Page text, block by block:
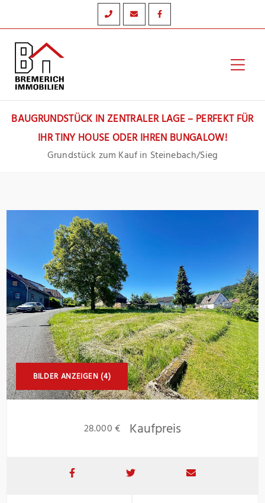
Inhalt
springen
BAUGRUNDSTÜCK IN ZENTRALER LAGE – PERFEKT FÜR
IHR TINY HOUSE ODER IHREN BUNGALOW!
Grundstück zum Kauf in Steinebach/Sieg
BILDER ANZEIGEN (4)
28.000 € Kaufpreis